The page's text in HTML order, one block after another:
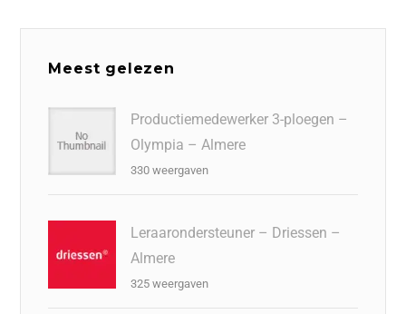
Meest gelezen
Productiemedewerker 3-ploegen –
Olympia – Almere
330 weergaven
Leraarondersteuner – Driessen –
Almere
325 weergaven